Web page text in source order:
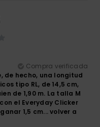
Compra verificada
de hecho, una longitud
tipo RL, de 14,5 cm,
de 1,90 m. La talla M
el Everyday Clicker
1,5 cm... volver a